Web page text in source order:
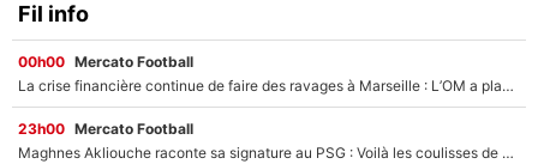
Fil info
00h00 Mercato Football
La crise financière continue de faire des ravages à Marseille : L’OM a placé 12 joueurs sur le marché des transferts… et ça pourrait lui rapporter près de 100M€ !
23h00 Mercato Football
Maghnes Akliouche raconte sa signature au PSG : Voilà les coulisses de son transfert de rêve à 50M€